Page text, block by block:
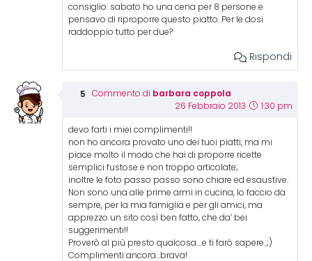
consiglio: sabato ho una cena per 8 persone e
pensavo di riproporre questo piatto. Per le dosi
raddoppio tutto per due?
Rispondi
Commento di barbara coppola
26 Febbraio 2013 1:30 pm
devo farti i miei complimenti!!
non ho ancora provato uno dei tuoi piatti, ma mi
piace molto il modo che hai di proporre ricette
semplici fustose e non troppo articolate;
inoltre le foto passo passo sono chiare ed esaustive.
Non sono una alle prime armi in cucina, lo faccio da
sempre, per la mia famiglia e per gli amici, ma
apprezzo un sito così ben fatto, che da’ bei
suggerimenti!!
Proverò al più presto qualcosa….e ti farò sapere..;)
Complimenti ancora…brava!